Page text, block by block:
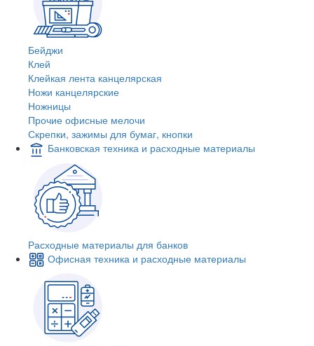
Бейджи
Клей
Клейкая лента канцелярская
Ножи канцелярские
Ножницы
Прочие офисные мелочи
Скрепки, зажимы для бумаг, кнопки
Банковская техника и расходные материалы
Расходные материалы для банков
Офисная техника и расходные материалы